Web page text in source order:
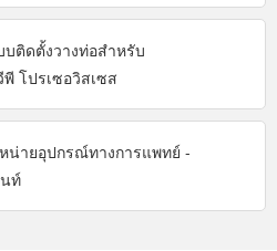
ติดตั้งวางท่อสำหรับ
โปรเซอวิสเซส
น่ายอุปกรณ์ทางการแพทย์ -
ท์